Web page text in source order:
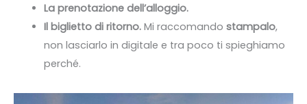
La prenotazione dell’alloggio.
Il biglietto di ritorno.Mi raccomando stampalo,
non lasciarlo in digitale e tra poco ti spieghiamo
perché.